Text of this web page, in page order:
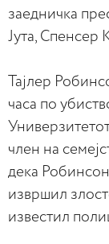
заедничка
Јута, Спенсер
Тајлер
часа по
член на
дека
извршил
известил